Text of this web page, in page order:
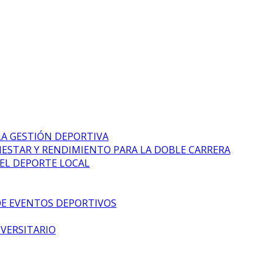
GESTIÓN DEPORTIVA
Y RENDIMIENTO PARA LA DOBLE CARRERA
DEPORTE LOCAL
EVENTOS DEPORTIVOS